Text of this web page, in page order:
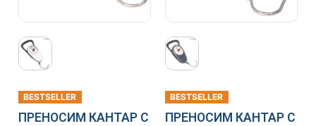
BESTSELLER
ПРЕНОСИМ КАНТАР С
BESTSELLER
ПРЕНОСИМ КАНТАР С